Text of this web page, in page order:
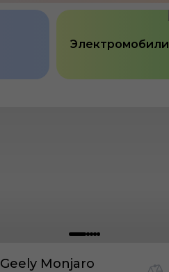
Электромобили
Geely Monjaro